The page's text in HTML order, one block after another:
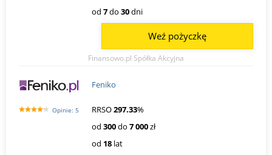
od 7do 30dni
Finansowo.pl Spółka Akcyjna
Weź pożyczkę
Opinie: 5
Feniko
RRSO297.33%
od 300do 7 000zł
od 18 lat